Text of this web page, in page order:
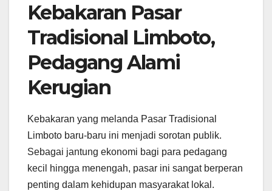
Kebakaran Pasar
Tradisional Limboto,
Pedagang Alami
Kerugian
Kebakaran yang melanda Pasar Tradisional
Limboto baru-baru ini menjadi sorotan publik.
Sebagai jantung ekonomi bagi para pedagang
kecil hingga menengah, pasar ini sangat berperan
penting dalam kehidupan masyarakat lokal.